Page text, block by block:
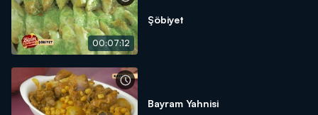
00:07:12
Şöbiyet
Bayram Yahnisi